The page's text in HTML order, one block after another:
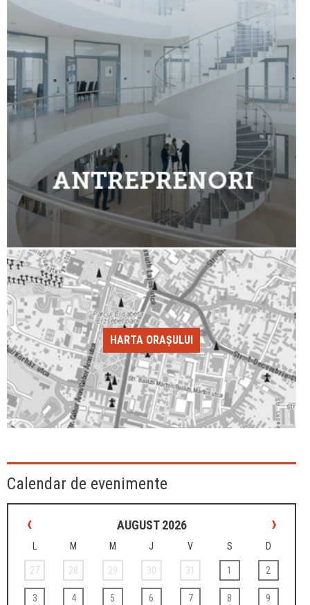
HARTA ORAȘULUI
Calendar de evenimente
‹ AUGUST 2026 ›
L M M J V S D
27 28 29 30 31 1 2
3 4 5 6 7 8 9